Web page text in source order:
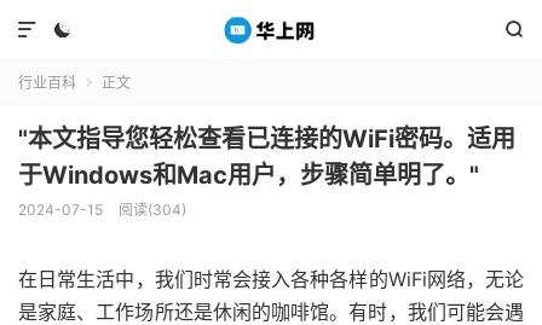
 

行业百科  正文
"本文指导您轻松查看已连接的WiFi密码。适用
于Windows和Mac用户，步骤简单明了。"
2024-07-15 阅读(304)
在日常生活中，我们时常会接入各种各样的WiFi网络，无论
是家庭、工作场所还是休闲的咖啡馆。有时，我们可能会遇